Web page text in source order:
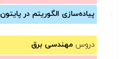
پیاده‌سازی الگوریتم در پایتون
دروس مهندسی برق